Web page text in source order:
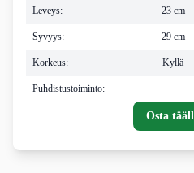
Leveys:
Syvyys:
Korkeus:
Puhdistustoiminto:
23 cm
29 cm
Kyllä
Osta